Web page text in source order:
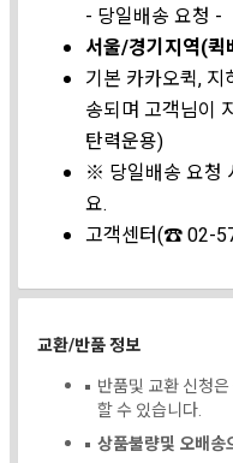
- 당일배송 요청 -
서울/경기지역(퀵
기본 카카오퀵,
송되며 고객님이
탄력운용)
※ 당일배송 요청
요.
고객센터(☎ 02-
교환/반품 정보
반품및 교환 신청은
할 수 있습니다.
상품불량및 오배송